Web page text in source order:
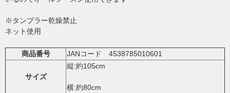
※タンブラー乾燥禁止
ネット使用
商品番号 JANコード 4538785010601
サイズ
縦:約105cm
横:約80cm